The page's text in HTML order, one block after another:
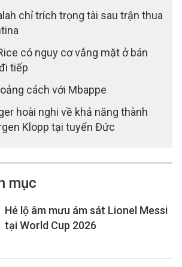
chỉ trích trọng tài sau trận thua
có nguy cơ vắng mặt ở bán
tiếp
cách với Mbappe
hoài nghi về khả năng thành
Klopp tại tuyển Đức
mục
Hé lộ âm mưu ám sát Lionel Messi
tại World Cup 2026